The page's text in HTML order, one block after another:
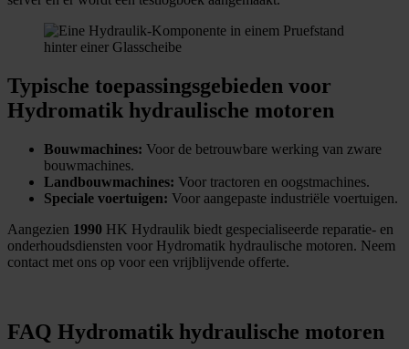
Typische toepassingsgebieden voor
Hydromatik hydraulische motoren
Bouwmachines: Voor de betrouwbare werking van zware
bouwmachines.
Landbouwmachines: Voor tractoren en oogstmachines.
Speciale voertuigen: Voor aangepaste industriële voertuigen.
Aangezien 1990 HK Hydraulik biedt gespecialiseerde reparatie- en
onderhoudsdiensten voor Hydromatik hydraulische motoren. Neem
contact met ons op voor een vrijblijvende offerte.
FAQ Hydromatik hydraulische motoren